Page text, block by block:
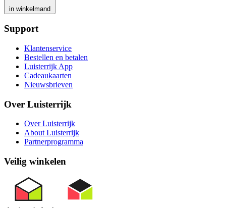
in winkelmand
Support
Klantenservice
Bestellen en betalen
Luisterrijk App
Cadeaukaarten
Nieuwsbrieven
Over Luisterrijk
Over Luisterrijk
About Luisterrijk
Partnerprogramma
Veilig winkelen